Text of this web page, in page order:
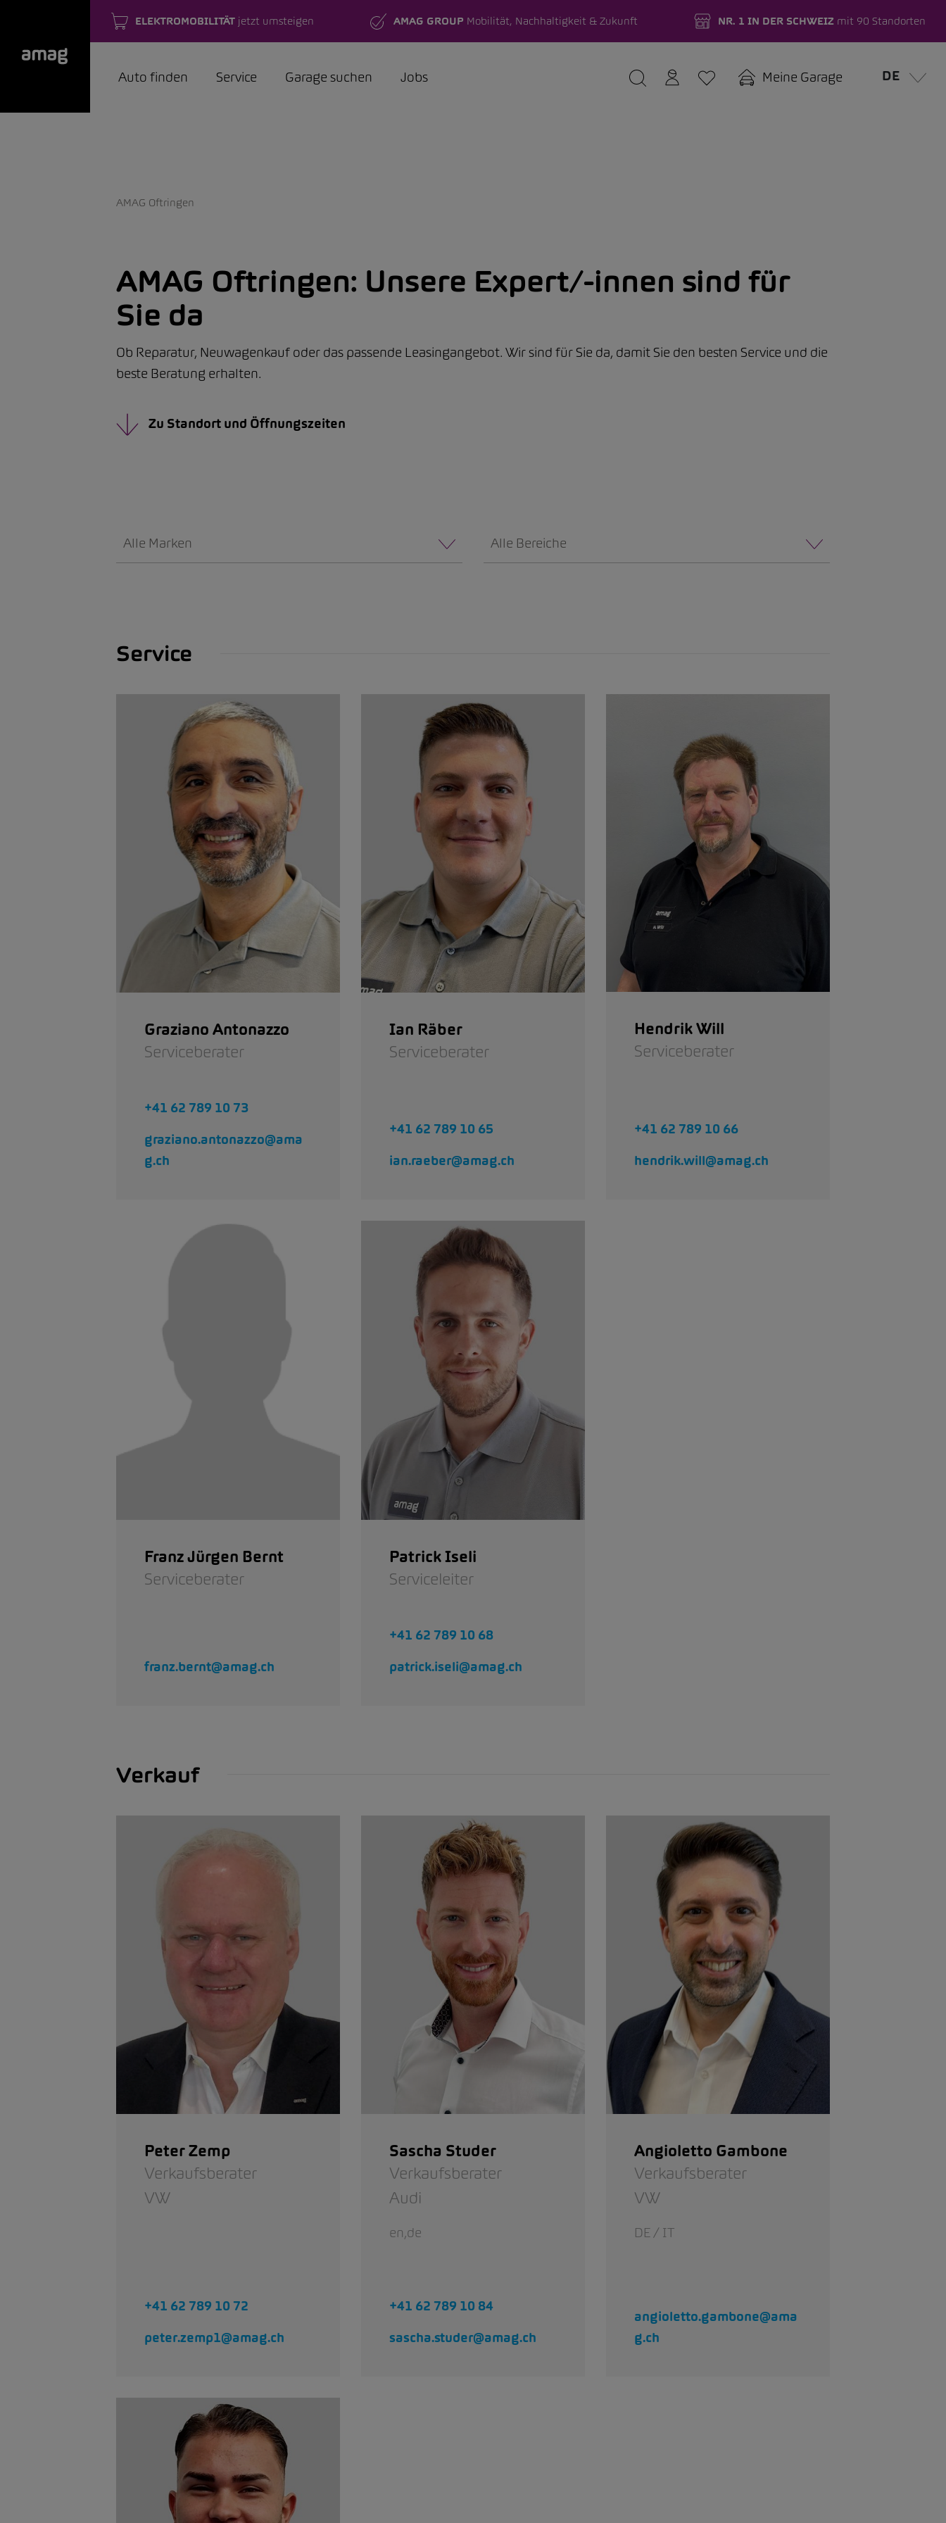
ELEKTROMOBILITÄTjetzt umsteigen AMAG GROUP Mobilität, Nachhaltigkeit & Zukunft NR. 1 IN DER SCHWEIZmit 90 Standorten
Auto finden Service Garage suchen Jobs Meine Garage DE
AMAG Oftringen
AMAG Oftringen: Unsere Expert/-innen sind für
Sie da
Ob Reparatur, Neuwagenkauf oder das passende Leasingangebot. Wir sind für Sie da, damit Sie den besten Service und die
beste Beratung erhalten.
Zu Standort und Öffnungszeiten
Alle Marken Alle Bereiche
Service
Graziano Antonazzo
Serviceberater
+41 62 789 10 73
graziano.antonazzo@ama
g.ch
Ian Räber
Serviceberater
+41 62 789 10 65
ian.raeber@amag.ch
Hendrik Will
Serviceberater
+41 62 789 10 66
hendrik.will@amag.ch
Franz Jürgen Bernt
Serviceberater
franz.bernt@amag.ch
Patrick Iseli
Serviceleiter
+41 62 789 10 68
patrick.iseli@amag.ch
Verkauf
Peter Zemp
Verkaufsberater
VW
+41 62 789 10 72
peter.zemp1@amag.ch
Sascha Studer
Verkaufsberater
Audi
en,de
+41 62 789 10 84
sascha.studer@amag.ch
Angioletto Gambone
Verkaufsberater
VW
DE / IT
angioletto.gambone@ama
g.ch